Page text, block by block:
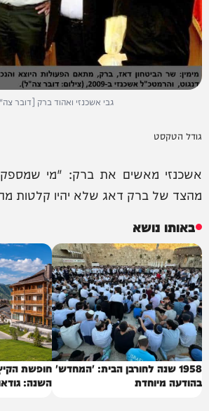
גבי אשכנזי ואהוד ברק [דובר
גודל הטקסט
אשכנזי מאשים את ברק: "מי
מהצד של ברק דאג שלא יהיו קלטות
באותו נושא
1958 שנה לחורבן הבית: 'המחדש'
בהודעה מיוחדת
חופשת
השנה: